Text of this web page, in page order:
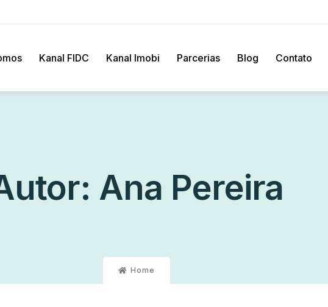
Kanal FIDC Kanal Imobi Parcerias Blog Contato
Ana Pereira
Home